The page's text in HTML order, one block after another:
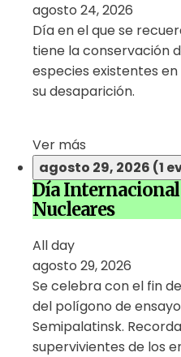
agosto 24, 2026
Día en el que se
tiene la conservación
especies existentes
su desaparición.
Ver más
agosto 29, 2026 (1
Día
Nucleares
All day
agosto 29, 2026
Se celebra con el fin
del polígono de
Semipalatinsk.
supervivientes de los